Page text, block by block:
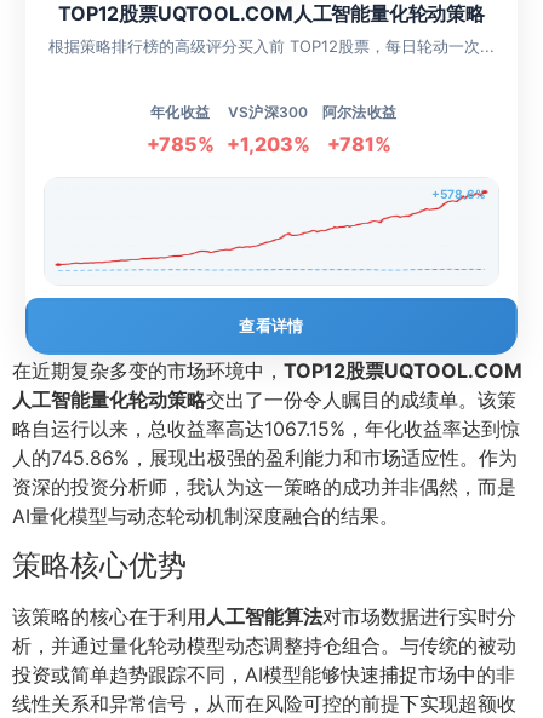
TOP12股票UQTOOL.COM人工智能量化轮动策略
根据策略排行榜的高级评分买入前 TOP12股票，每日轮动一次...
年化收益
+785%
VS沪深300
+1,203%
阿尔法收益
+781%
+578.6%
查看详情
在近期复杂多变的市场环境中， TOP12股票UQTOOL.COM
人工智能量化轮动策略交出了一份令人瞩目的成绩单。该策
略自运行以来，总收益率高达1067.15%，年化收益率达到惊
人的745.86%，展现出极强的盈利能力和市场适应性。作为
资深的投资分析师，我认为这一策略的成功并非偶然，而是
AI量化模型与动态轮动机制深度融合的结果。
策略核心优势
该策略的核心在于利用 人工智能算法对市场数据进行实时分
析，并通过量化轮动模型动态调整持仓组合。与传统的被动
投资或简单趋势跟踪不同，AI模型能够快速捕捉市场中的非
线性关系和异常信号，从而在风险可控的前提下实现超额收